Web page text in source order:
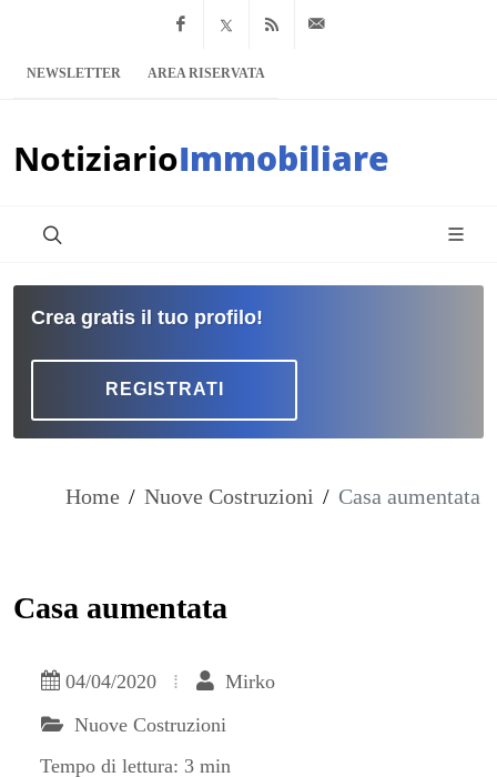
Facebook
x.com Feed RSS
NEWSLETTER AREA RISERVATA
NotiziarioImmobiliare
Crea gratis il tuo profilo!
REGISTRATI
Home / Nuove Costruzioni / Casa aumentata
Casa aumentata
04/04/2020
Mirko
Nuove Costruzioni
Tempo di lettura: 3 min